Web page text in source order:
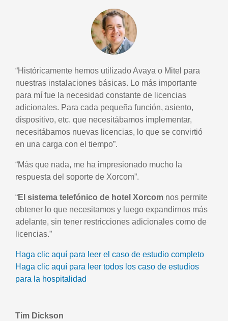
“Históricamente hemos utilizado Avaya o Mitel para
nuestras instalaciones básicas. Lo más importante
para mí fue la necesidad constante de licencias
adicionales. Para cada pequeña función, asiento,
dispositivo, etc. que necesitábamos implementar,
necesitábamos nuevas licencias, lo que se convirtió
en una carga con el tiempo”.
“Más que nada, me ha impresionado mucho la
respuesta del soporte de Xorcom”.
“El sistema telefónico de hotel Xorcom nos permite
obtener lo que necesitamos y luego expandirnos más
adelante, sin tener restricciones adicionales como de
licencias.”
Haga clic aquí para leer el caso de estudio completo
Haga clic aquí para leer todos los caso de estudios
para la hospitalidad
Tim Dickson